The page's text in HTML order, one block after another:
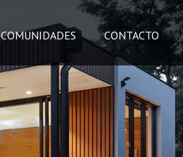
COMUNIDADES CONTACTO